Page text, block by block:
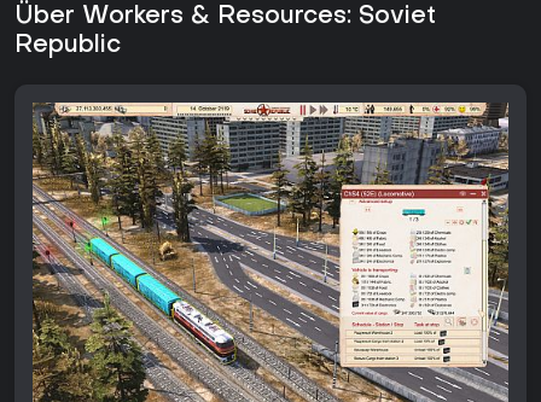
Über Workers & Resources: Soviet
Republic